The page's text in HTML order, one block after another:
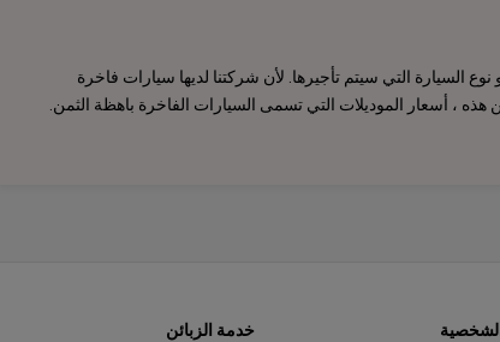
التي سيتم تأجيرها. لأن شركتنا لديها سيارات فاخرة
، أسعار الموديلات التي تسمى السيارات الفاخرة باهظة الثمن.
الشخصية
خدمة الزبائن